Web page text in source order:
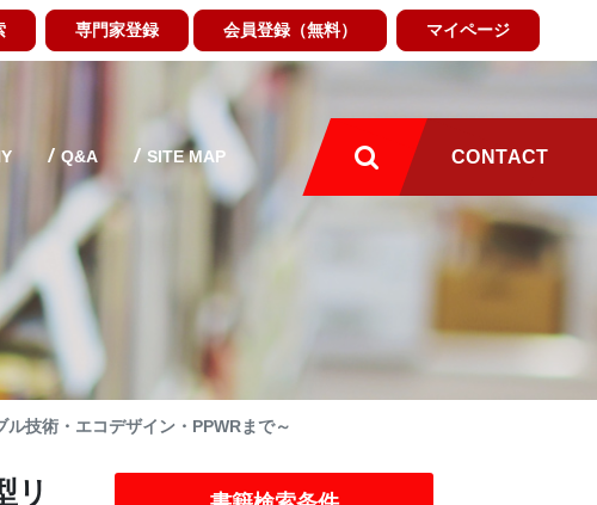
専門家登録 会員登録（無料） マイページ
Q&A SITE MAP CONTACT
技術・エコデザイン・PPWRまで～
リ